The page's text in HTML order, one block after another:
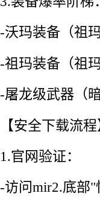
-沃玛装备（祖
-祖玛装备（祖
-屠龙级武器（
【安全下载流程
1.官网验证：
-访问mir2.底部"